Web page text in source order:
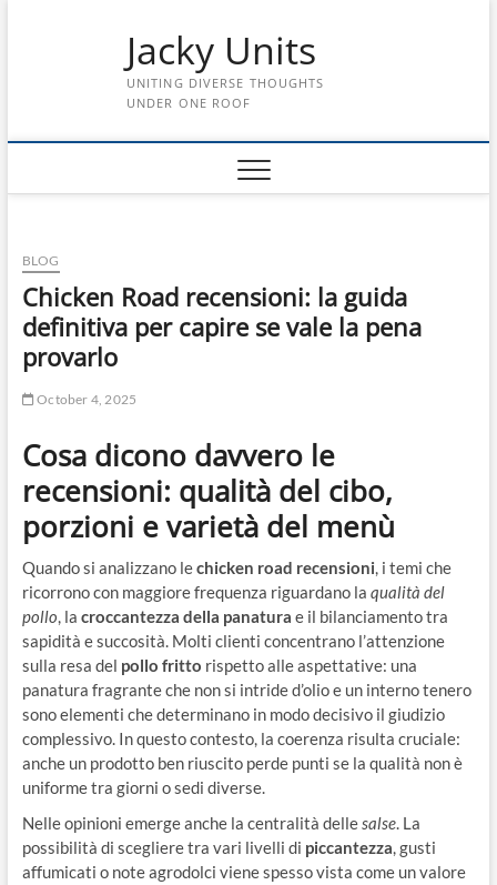
Jacky Units
UNITING DIVERSE THOUGHTS
UNDER ONE ROOF
BLOG
Chicken Road recensioni: la guida
definitiva per capire se vale la pena
provarlo
October 4, 2025
Cosa dicono davvero le
recensioni: qualità del cibo,
porzioni e varietà del menù
Quando si analizzano lechicken road recensioni, i temi che
ricorrono con maggiore frequenza riguardano la qualità del
pollo, la croccantezza della panatura e il bilanciamento tra
sapidità e succosità. Molti clienti concentrano l’attenzione
sulla resa del pollo fritto rispetto alle aspettative: una
panatura fragrante che non si intride d’olio e un interno tenero
sono elementi che determinano in modo decisivo il giudizio
complessivo. In questo contesto, la coerenza risulta cruciale:
anche un prodotto ben riuscito perde punti se la qualità non è
uniforme tra giorni o sedi diverse.
Nelle opinioni emerge anche la centralità dellesalse. La
possibilità di scegliere tra vari livelli di piccantezza, gusti
affumicati o note agrodolci viene spesso vista come un valore